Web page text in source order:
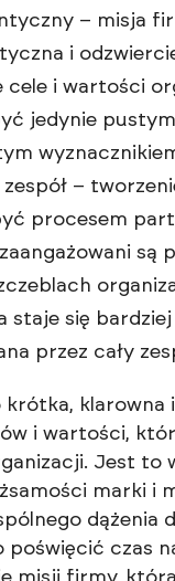
– misja
i
cele i wartości
jedynie
zespół –
procesem
są
staje się bardziej
przez cały
klarowna
i wartości,
Jest to
marki i
dążenia
poświęcić czas